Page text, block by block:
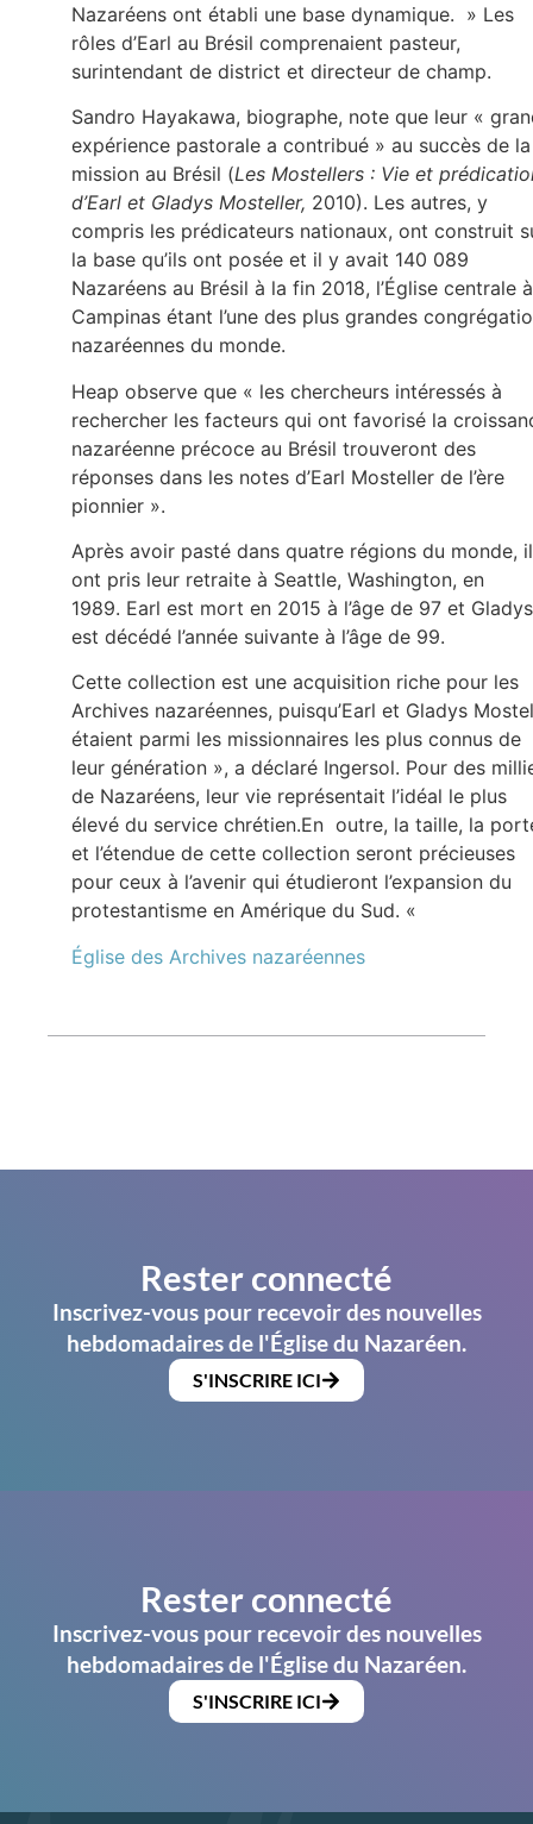
Nazaréens ont établi une base dynamique. » Les
rôles d’Earl au Brésil comprenaient pasteur,
surintendant de district et directeur de champ.
Sandro Hayakawa, biographe, note que leur «
expérience pastorale a contribué » au succès de la
mission au Brésil (Les Mostellers : Vie et
d’Earl et Gladys Mosteller, 2010). Les autres, y
compris les prédicateurs nationaux, ont construit
la base qu’ils ont posée et il y avait 140 089
Nazaréens au Brésil à la fin 2018, l’Église centrale à
Campinas étant l’une des plus grandes
nazaréennes du monde.
Heap observe que « les chercheurs intéressés à
rechercher les facteurs qui ont favorisé la
nazaréenne précoce au Brésil trouveront des
réponses dans les notes d’Earl Mosteller de l’ère
pionnier ».
Après avoir pasté dans quatre régions du monde,
ont pris leur retraite à Seattle, Washington, en
1989. Earl est mort en 2015 à l’âge de 97 et Gladys
est décédé l’année suivante à l’âge de 99.
Cette collection est une acquisition riche pour les
Archives nazaréennes, puisqu’Earl et Gladys
étaient parmi les missionnaires les plus connus de
leur génération », a déclaré Ingersol. Pour des
de Nazaréens, leur vie représentait l’idéal le plus
élevé du service chrétien.En outre, la taille, la
et l’étendue de cette collection seront précieuses
pour ceux à l’avenir qui étudieront l’expansion du
protestantisme en Amérique du Sud. «
Église des Archives nazaréennes
Rester connecté
Inscrivez-vous pour recevoir des nouvelles
hebdomadaires de l'Église du Nazaréen.
S'INSCRIRE ICI
Rester connecté
Inscrivez-vous pour recevoir des nouvelles
hebdomadaires de l'Église du Nazaréen.
S'INSCRIRE ICI